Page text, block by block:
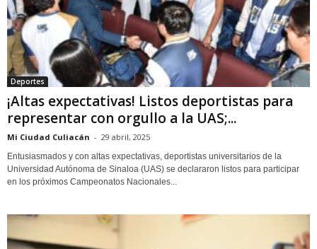
Deportes
¡Altas expectativas! Listos deportistas para
representar con orgullo a la UAS;...
Mi Ciudad Culiacán - 29 abril, 2025
Entusiasmados y con altas expectativas, deportistas universitarios de la
Universidad Autónoma de Sinaloa (UAS) se declararon listos para participar
en los próximos Campeonatos Nacionales...